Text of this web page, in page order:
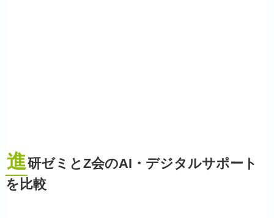
進研ゼミとZ会のAI・デジタルサポート
を比較